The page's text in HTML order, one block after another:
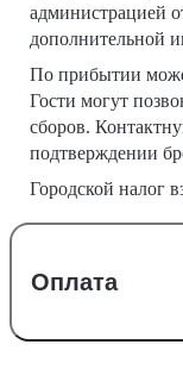
администрацией
дополнительной
По прибытии
Гости могут
сборов.
подтверждении
Городской налог
Оплата